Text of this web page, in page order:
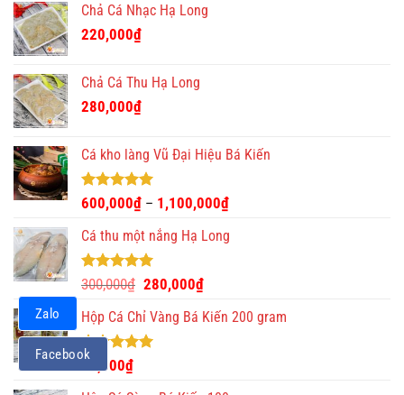
390,000₫. là:
Chả Cá Nhạc Hạ Long
220,000₫
Chả Cá Thu Hạ Long
280,000₫
Cá kho làng Vũ Đại Hiệu Bá Kiến
Được xếp
hạng
4.93
5 sao
600,000₫ – 1,100,000₫
Cá thu một nắng Hạ Long
Được xếp
hạng
5.00
5 sao
300,000₫ Giá
là:
300,000₫.
280,000₫Giá
tại
Hộp Cá Chỉ Vàng Bá Kiến 200 gram
Được xếp
hạng
5.00
5 sao
60,000₫
Zalo
Facebook